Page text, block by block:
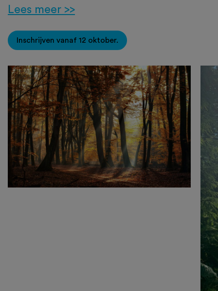
Lees meer >>
Inschrijven vanaf 12 oktober.